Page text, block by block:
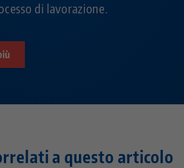
di lavorazione.
a questo articolo